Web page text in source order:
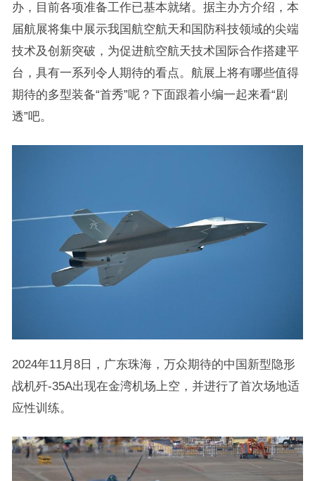
办，目前各项准备工作已基本就绪。据主办方介绍，本
届航展将集中展示我国航空航天和国防科技领域的尖端
技术及创新突破，为促进航空航天技术国际合作搭建平
台，具有一系列令人期待的看点。航展上将有哪些值得
期待的多型装备“首秀”呢？下面跟着小编一起来看“剧
透”吧。
2024年11月8日，广东珠海，万众期待的中国新型隐形
战机歼-35A出现在金湾机场上空，并进行了首次场地适
应性训练。